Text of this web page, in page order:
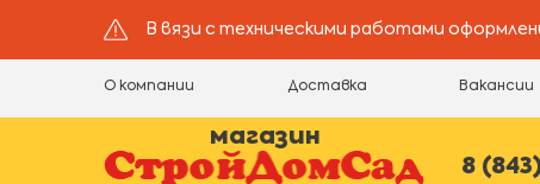
В вязи с техническими работами
О компании Доставка Вакансии
магазин
8